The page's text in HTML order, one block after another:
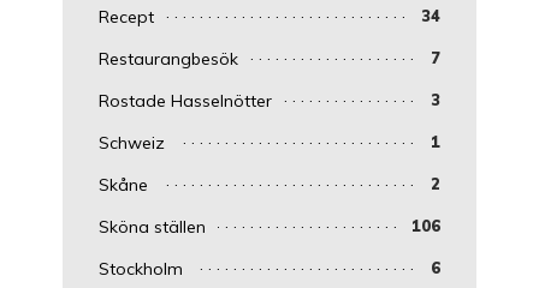
Recept 34
Restaurangbesök 7
Rostade Hasselnötter 3
Schweiz 1
Skåne 2
Sköna ställen 106
Stockholm 6